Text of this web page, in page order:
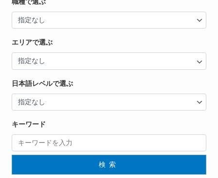
職種で選ぶ
エリアで選ぶ
日本語レベルで選ぶ
キーワード
検索